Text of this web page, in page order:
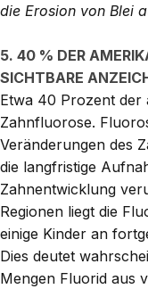
die Erosion von Blei
5. 40 % DER
SICHTBARE
Etwa 40 Prozent der
Zahnfluorose.
Veränderungen des
die langfristige
Zahnentwicklung
Regionen liegt die
einige Kinder an
Dies deutet
Mengen Fluorid aus